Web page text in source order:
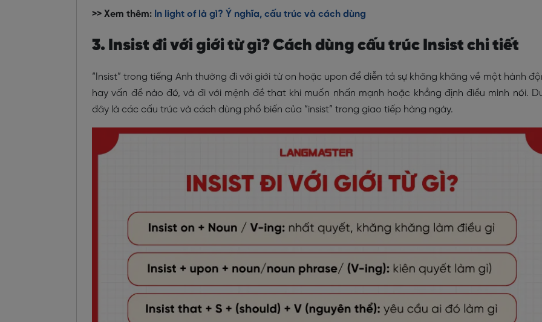
>> Xem thêm: In light of là gì? Ý nghĩa, cấu trúc và cách dùng
3. Insist đi với giới từ gì? Cách dùng cấu trúc Insist chi tiết
“Insist” trong tiếng Anh thường đi với giới từ on hoặc upon để diễn tả sự khăng khăng về một hành
hay vấn đề nào đó, và đi với mệnh đề that khi muốn nhấn mạnh hoặc khẳng định điều mình nói.
đây là các cấu trúc và cách dùng phổ biến của “insist” trong giao tiếp hàng ngày.